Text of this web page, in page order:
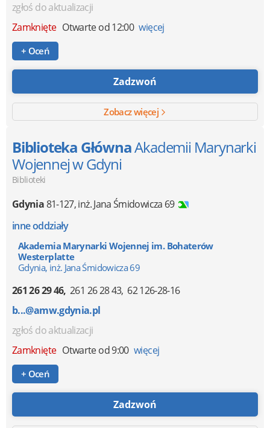
zgłoś do aktualizacji
Zamknięte Otwarte od 12:00 więcej
+ Oceń
Zadzwoń
Zobacz więcej
Biblioteka GłównaAkademii Marynarki
Wojennej w Gdyni
Biblioteki
Gdynia81-127,inż. Jana Śmidowicza 69
inne oddziały
Akademia Marynarki Wojennej im. Bohaterów
Westerplatte
Gdynia, inż. Jana Śmidowicza 69
261 26 29 46 261 26 28 43 62 126-28-16
b...@amw.gdynia.pl
zgłoś do aktualizacji
Zamknięte Otwarte od 9:00 więcej
+ Oceń
Zadzwoń